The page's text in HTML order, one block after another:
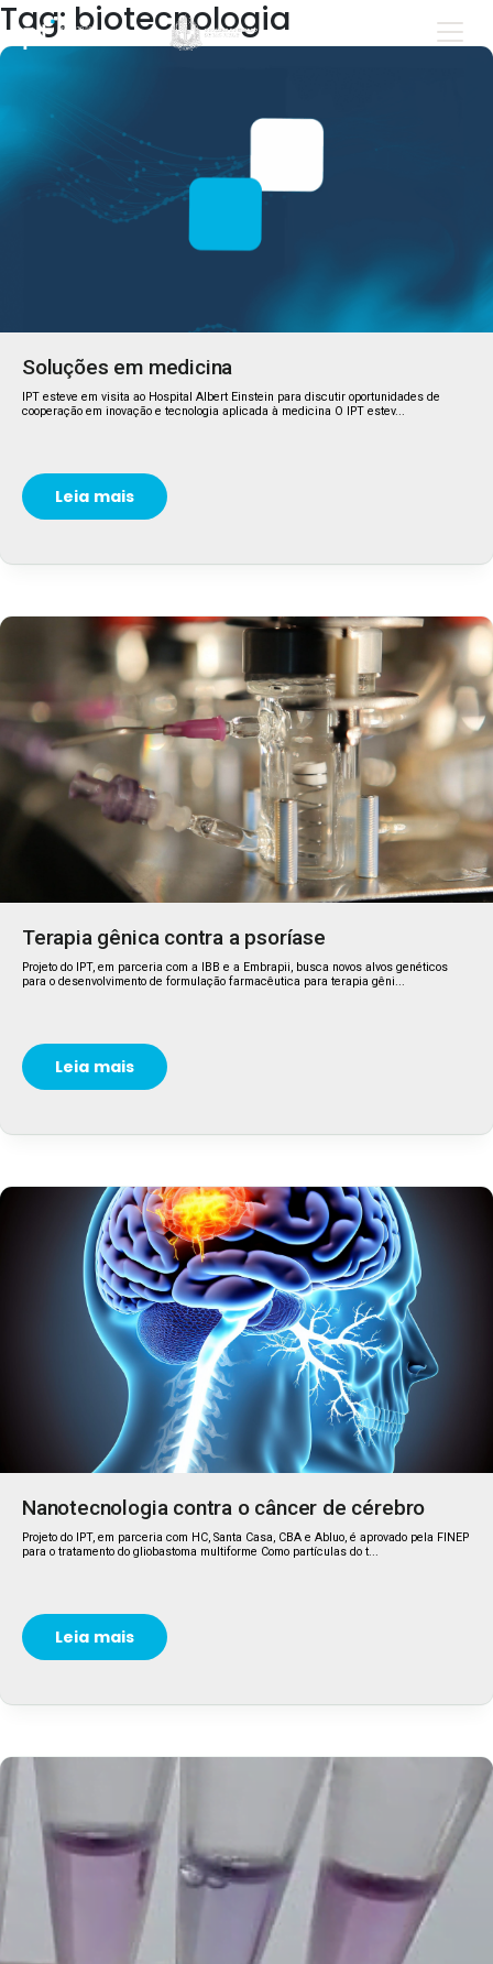
Tag: biotecnologia
Soluções em medicina
IPT esteve em visita ao Hospital Albert Einstein para discutir oportunidades de
cooperação em inovação e tecnologia aplicada à medicina O IPT estev...
Leia mais
Terapia gênica contra a psoríase
Projeto do IPT, em parceria com a IBB e a Embrapii, busca novos alvos genéticos
para o desenvolvimento de formulação farmacêutica para terapia gêni...
Leia mais
Nanotecnologia contra o câncer de cérebro
Projeto do IPT, em parceria com HC, Santa Casa, CBA e Abluo, é aprovado pela FINEP
para o tratamento do gliobastoma multiforme Como partículas do t...
Leia mais